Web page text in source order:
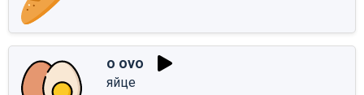
o ovo
яйце